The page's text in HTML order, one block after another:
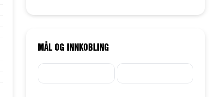
MÅL OG INNKOBLING